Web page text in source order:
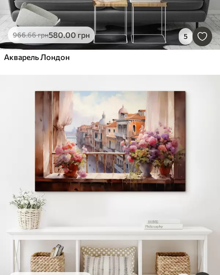
966.66грн580.00 грн 5
Акварель Лондон